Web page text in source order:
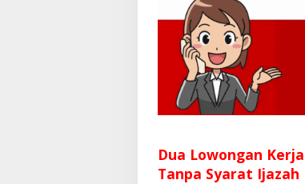
Dua Lowongan
Tanpa Syarat Ijazah